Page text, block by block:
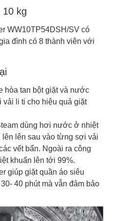
kg
WW10TP54DSH/SV có
đình có 8 thành viên với
hòa tan bột giặt và nước
li ti cho hiệu quả giặt
dùng hơi nước ở nhiệt
lên sau vào từng sợi vải
vết bẩn. Ngoài ra công
khuẩn lên tới 99%.
giúp giặt quần áo siêu
40 phút mà vẫn đảm bảo